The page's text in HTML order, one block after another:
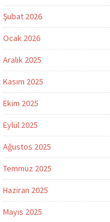
Şubat 2026
Ocak 2026
Aralık 2025
Kasım 2025
Ekim 2025
Eylül 2025
Ağustos 2025
Temmuz 2025
Haziran 2025
Mayıs 2025